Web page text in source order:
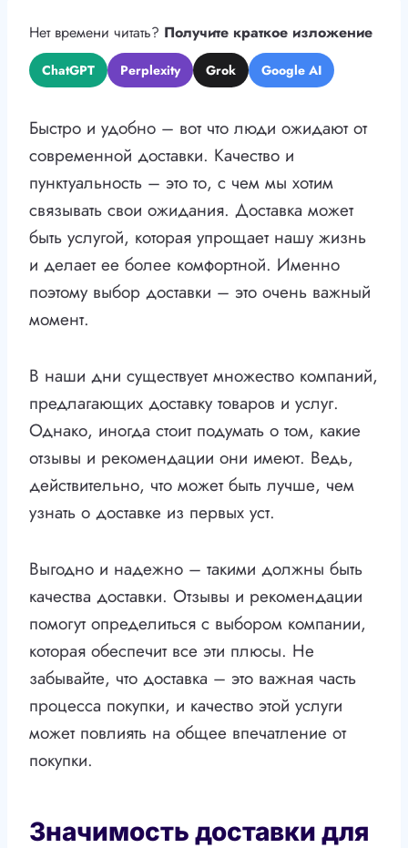
Нет времени читать? Получите краткое изложение
ChatGPT Perplexity Grok Google AI
Быстро и удобно – вот что люди ожидают от
современной доставки. Качество и
пунктуальность – это то, с чем мы хотим
связывать свои ожидания. Доставка может
быть услугой, которая упрощает нашу жизнь
и делает ее более комфортной. Именно
поэтому выбор доставки – это очень важный
момент.
В наши дни существует множество компаний,
предлагающих доставку товаров и услуг.
Однако, иногда стоит подумать о том, какие
отзывы и рекомендации они имеют. Ведь,
действительно, что может быть лучше, чем
узнать о доставке из первых уст.
Выгодно и надежно – такими должны быть
качества доставки. Отзывы и рекомендации
помогут определиться с выбором компании,
которая обеспечит все эти плюсы. Не
забывайте, что доставка – это важная часть
процесса покупки, и качество этой услуги
может повлиять на общее впечатление от
покупки.
Значимость доставки для